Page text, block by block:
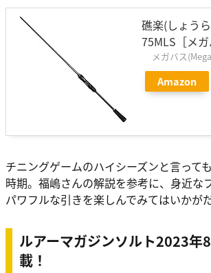
礁楽(しょう
75MLS［メガ
メガバス
Amazon
チニングゲームのハイシーズンと言って
時期。福嶋さんの解説を参考に、身近な
パワフルな引きを楽しんでみてはいかが
ルアーマガジンソルト2023年
載！